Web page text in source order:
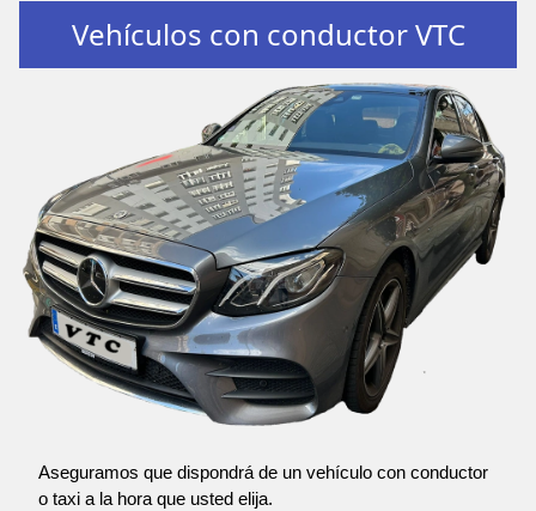
Vehículos con conductor VTC
Aseguramos que dispondrá de un vehículo con conductor
o taxi a la hora que usted elija.